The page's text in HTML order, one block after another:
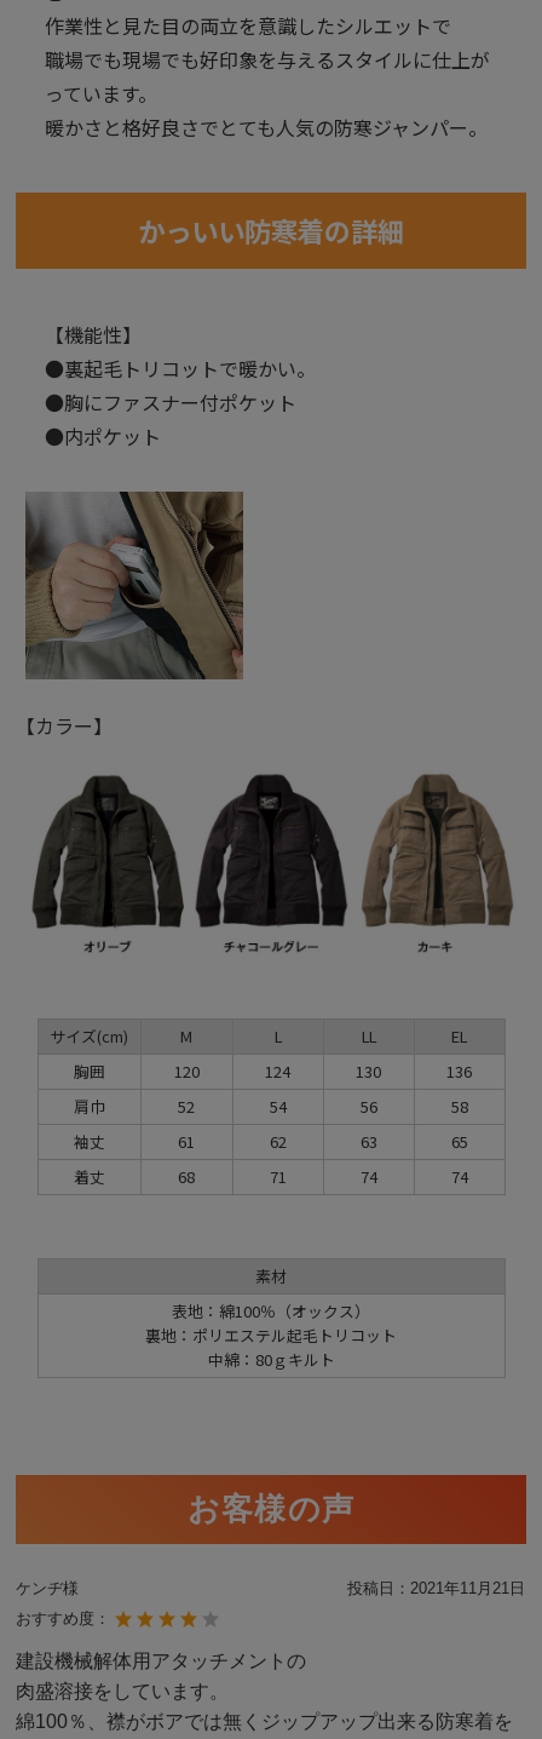
作業性と見た目の両立を意識したシルエットで
職場でも現場でも好印象を与えるスタイルに仕上が
っています。
暖かさと格好良さでとても人気の防寒ジャンパー。
かっいい防寒着の詳細
【機能性】
●裏起毛トリコットで暖かい。
●胸にファスナー付ポケット
●内ポケット
【カラー】
サイズ(cm) M L LL
EL
胸囲
120 124 130
136
肩巾
52 54 56
58
袖丈
61 62 63
65
着丈
68 71 74 74
素材
表地：綿100％（オックス）
裏地：ポリエステル起毛トリコット
中綿：80ｇキルト
お客様の声
ケンヂ様 投稿日： 2021年11月21日
おすすめ度：
建設機械解体用アタッチメントの
肉盛溶接をしています。
綿100％、襟がボアでは無くジップアップ出来る防寒着を